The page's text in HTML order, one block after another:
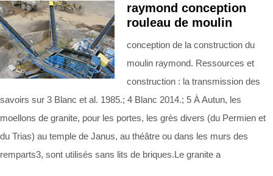
raymond conception
rouleau de moulin
conception de la construction du
moulin raymond. Ressources et
construction : la transmission des
savoirs sur 3 Blanc et al. 1985.; 4 Blanc 2014.; 5 À Autun, les
moellons de granite, pour les portes, les grès divers (du Permien et
du Trias) au temple de Janus, au théâtre ou dans les murs des
remparts3, sont utilisés sans lits de briques.Le granite a